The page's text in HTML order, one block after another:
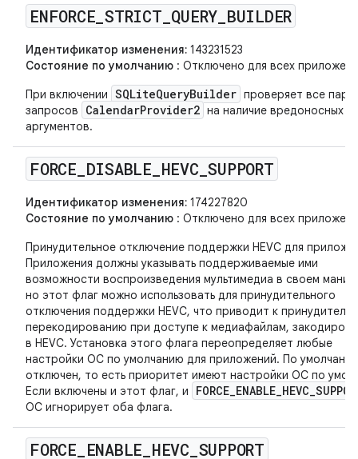
ENFORCE STRICT QUERY BUILDER
Идентификатор изменения: 143231523
Состояние по умолчанию : Отключено для всех
При включении SQLiteQueryBuilder проверяет все
запросов
CalendarProvider2 на наличие вредоносных
аргументов.
FORCE DISABLE HEVC _SUPPORT
Идентификатор изменения: 174227820
Состояние по умолчанию : Отключено для всех
Принудительное отключение поддержки HEVC для
Приложения должны указывать поддерживаемые ими
возможности воспроизведения мультимедиа в своем
но этот флаг можно использовать для принудительного
отключения поддержки HEVC, что приводит к
перекодированию при доступе к медиафайлам,
в HEVC. Установка этого флага переопределяет любые
настройки ОС по умолчанию для приложений. По
отключен, то есть приоритет имеют настройки ОС по
Если включены и этот флаг, и
ОС игнорирует оба флага.
FORCE ENABLE HEVC SUPPORT